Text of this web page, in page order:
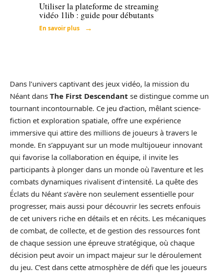
Utiliser la plateforme de streaming
vidéo 1lib : guide pour débutants
En savoir plus
Dans l’univers captivant des jeux vidéo, la mission du
Néant dans The First Descendant se distingue comme un
tournant incontournable. Ce jeu d’action, mêlant science-
fiction et exploration spatiale, offre une expérience
immersive qui attire des millions de joueurs à travers le
monde. En s’appuyant sur un mode multijoueur innovant
qui favorise la collaboration en équipe, il invite les
participants à plonger dans un monde où l’aventure et les
combats dynamiques rivalisent d’intensité. La quête des
Éclats du Néant s’avère non seulement essentielle pour
progresser, mais aussi pour découvrir les secrets enfouis
de cet univers riche en détails et en récits. Les mécaniques
de combat, de collecte, et de gestion des ressources font
de chaque session une épreuve stratégique, où chaque
décision peut avoir un impact majeur sur le déroulement
du jeu. C’est dans cette atmosphère de défi que les joueurs